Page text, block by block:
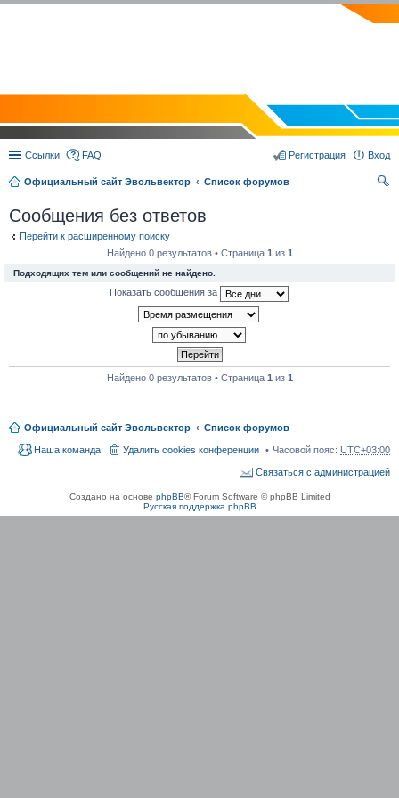
Ссылки FAQ Вход
Регистрация
Официальный сайт Эвольвектор
Список форумов
Сообщения без ответов
Перейти к расширенному поиску
Найдено 0 результатов • Страница 1 из 1
Подходящих тем или сообщений не найдено.
Показать сообщения за
Найдено 0 результатов • Страница 1 из 1
Официальный сайт Эвольвектор Список форумов
Часовой пояс: UTC+03:00
Удалить cookies конференции
Наша команда
Связаться с администрацией
Создано на основе phpBB® Forum Software © phpBB Limited
Русская поддержка phpBB